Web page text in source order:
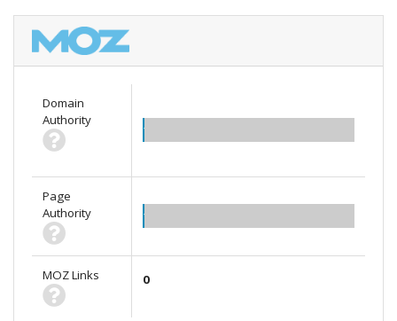
Domain
Authority
1.00
Page
Authority
1.00
MOZ Links 0